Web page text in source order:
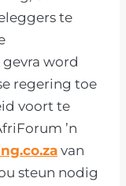
te
word
regering toe
voort te
’n
van
steun nodig